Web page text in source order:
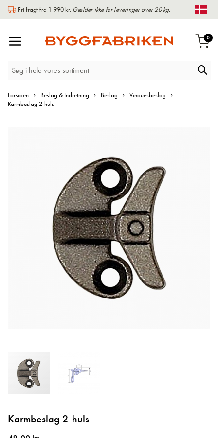
Fri fragt fra 1 990 kr. Gælder ikke for leveringer over 20 kg.
0
Forsiden Beslag & Indretning Beslag
Vinduesbeslag
Karmbeslag 2-huls
til
starten
Karmbeslag 2-huls